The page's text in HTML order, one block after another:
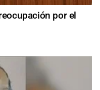
por el